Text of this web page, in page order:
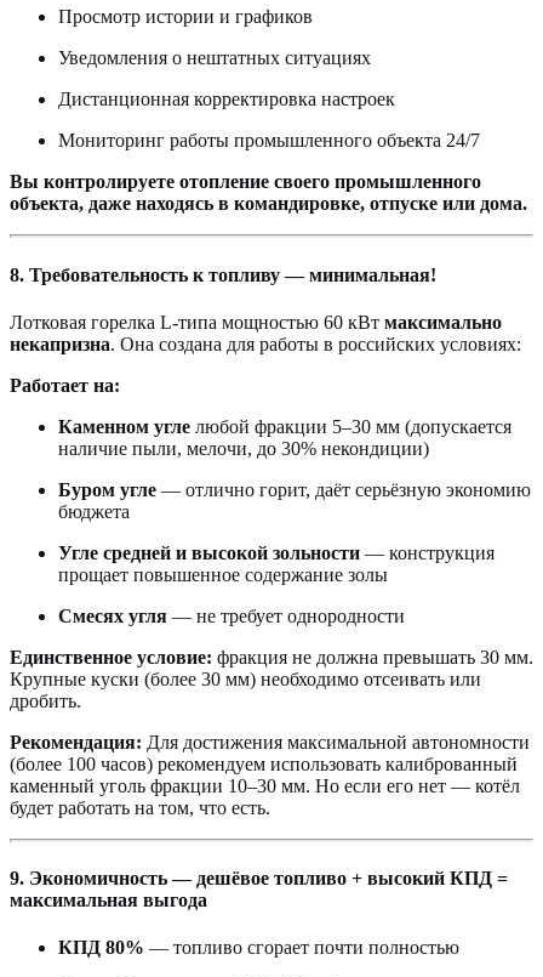
Просмотр истории и графиков
Уведомления о нештатных ситуациях
Дистанционная корректировка настроек
Мониторинг работы промышленного объекта 24/7
Вы контролируете отопление своего промышленного
объекта, даже находясь в командировке, отпуске или дома.
8. Требовательность к топливу — минимальная!
Лотковая горелка L-типа мощностью 60 кВт максимально
некапризна. Она создана для работы в российских условиях:
Работает на:
Каменном угле любой фракции 5–30 мм (допускается
наличие пыли, мелочи, до 30% некондиции)
Буром угле — отлично горит, даёт серьёзную экономию
бюджета
Угле средней и высокой зольности — конструкция
прощает повышенное содержание золы
Смесях угля — не требует однородности
Единственное условие: фракция не должна превышать 30 мм.
Крупные куски (более 30 мм) необходимо отсеивать или
дробить.
Рекомендация: Для достижения максимальной автономности
(более 100 часов) рекомендуем использовать калиброванный
каменный уголь фракции 10–30 мм. Но если его нет — котёл
будет работать на том, что есть.
9. Экономичность — дешёвое топливо + высокий КПД =
максимальная выгода
КПД 80% — топливо сгорает почти полностью